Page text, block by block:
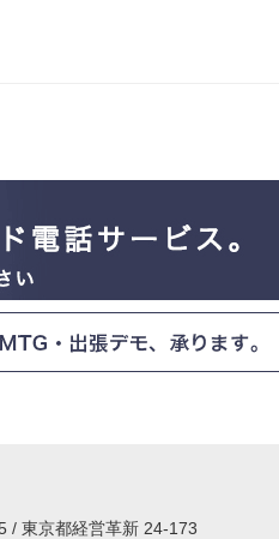
/ 東京都経営革新 24-173